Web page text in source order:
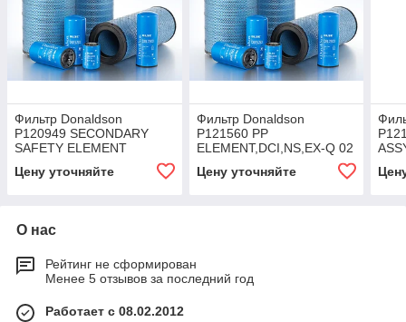
Фильтр Donaldson
P120949 SECONDARY
SAFETY ELEMENT
Цену уточняйте
Фильтр Donaldson
P121560 PP
ELEMENT,DCI,NS,EX-Q 02
Цену уточняйте
О нас
Рейтинг не сформирован
Менее 5 отзывов за последний год
Работает с 08.02.2012